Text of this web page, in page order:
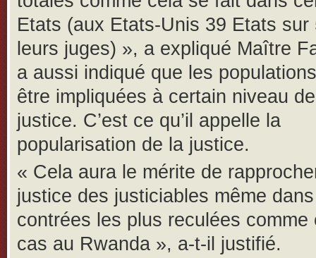
Etats (aux Etats-Unis 39 Etats sur
leurs juges) », a expliqué Maître
a aussi indiqué que les
être impliquées à certain niveau
justice. C’est ce qu’il appelle la
popularisation de la justice.
« Cela aura le mérite de
justice des justiciables même
contrées les plus reculées comme
cas au Rwanda », a-t-il justifié.